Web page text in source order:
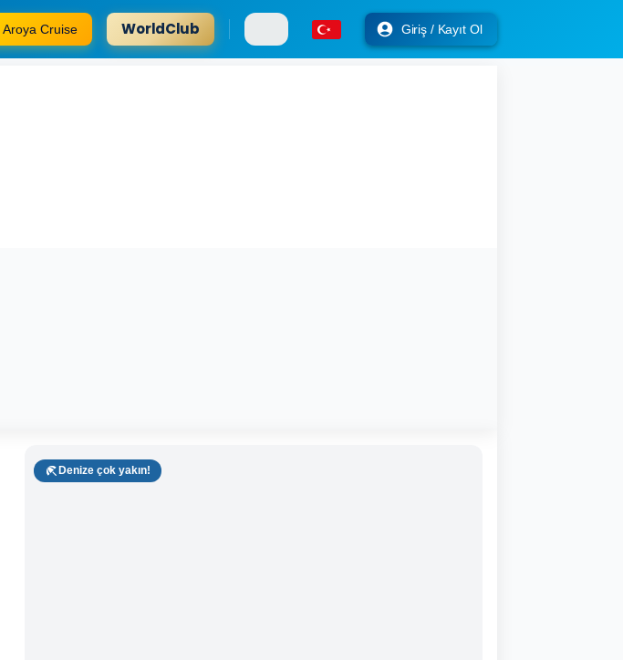
Aroya Cruise WorldClub Giriş / Kayıt Ol
Denize çok yakın!